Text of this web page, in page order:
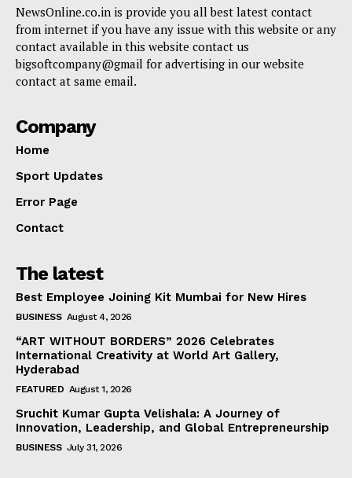
NewsOnline.co.in is provide you all best latest contact
from internet if you have any issue with this website or any
contact available in this website contact us
bigsoftcompany@gmail for advertising in our website
contact at same email.
Company
Home
Sport Updates
Error Page
Contact
The latest
Best Employee Joining Kit Mumbai for New Hires
BUSINESS August 4, 2026
“ART WITHOUT BORDERS” 2026 Celebrates
International Creativity at World Art Gallery,
Hyderabad
FEATURED August 1, 2026
Sruchit Kumar Gupta Velishala: A Journey of
Innovation, Leadership, and Global Entrepreneurship
BUSINESS July 31, 2026